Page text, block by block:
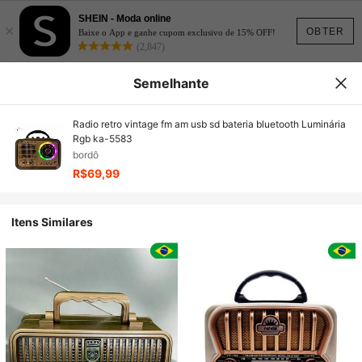
OBTER
×
SHEIN - Moda online
Baixe o App e ganhe cupom exclusivo de 15% OFF!
(2,847)
Semelhante
Radio retro vintage fm am usb sd bateria bluetooth Luminária
Rgb ka-5583
bordô
R$69,99
Itens Similares